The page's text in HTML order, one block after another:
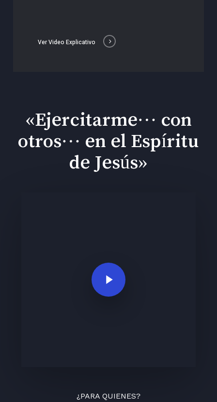
Ver Video Explicativo
«Ejercitarme… con
otros… en el Espíritu
de Jesús»
Play Video
¿PARA QUIENES?